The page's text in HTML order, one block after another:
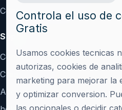
Configurar cookies
Soporte
Contacto
Crear cuenta
Acceder
Controla el uso de
Gratis
Usamos cookies tecnicas
autorizas, cookies de
marketing para mejorar la
y optimizar conversion.
las opcionales o decidir